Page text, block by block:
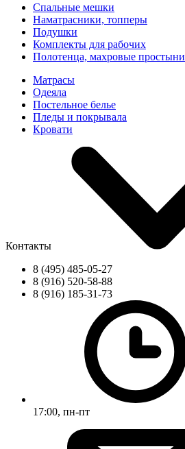
Спальные мешки
Наматрасники, топперы
Подушки
Комплекты для рабочих
Полотенца, махровые простыни
Матрасы
Одеяла
Постельное белье
Пледы и покрывала
Кровати
Контакты
8 (495) 485-05-27
8 (916) 520-58-88
8 (916) 185-31-73
17:00, пн-пт